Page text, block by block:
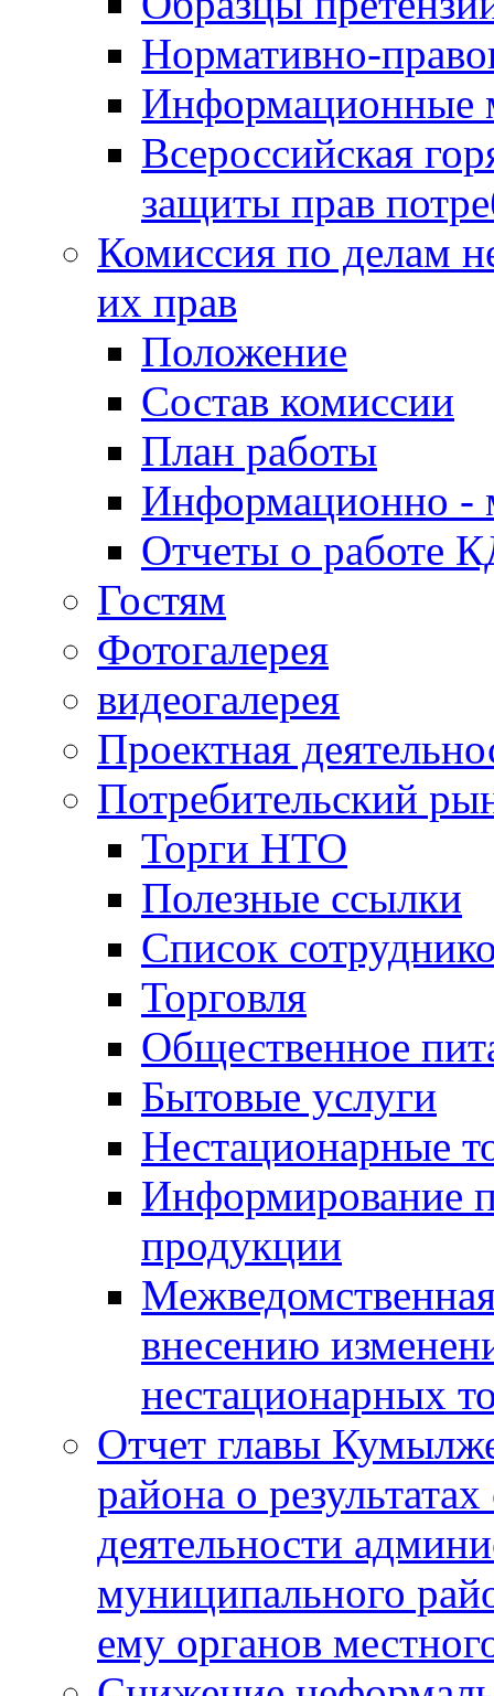
Нормативно-
Информационные
Всероссийская
защиты прав
Комиссия по делам
их прав
Положение
Состав комиссии
План работы
Информационно -
Отчеты о работе
Гостям
Фотогалерея
видеогалерея
Проектная
Потребительский
Торги НТО
Полезные ссылки
Список
Торговля
Общественное
Бытовые услуги
Нестационарные
Информирование
продукции
внесению
нестационарных
Отчет главы
района о
деятельности
муниципального
ему органов